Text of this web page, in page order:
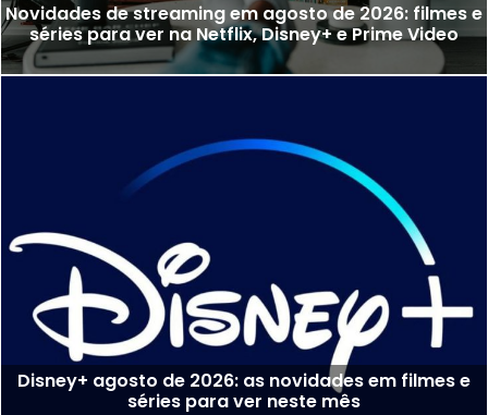
Novidades de streaming em agosto de 2026: filmes e
séries para ver na Netflix, Disney+ e Prime Video
Disney+ agosto de 2026: as novidades em filmes e
séries para ver neste mês